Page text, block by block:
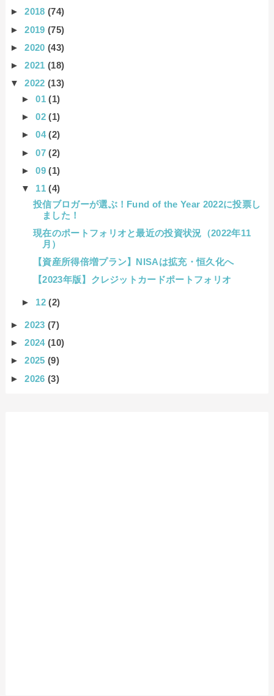
►2018(74)
►2019(75)
►2020(43)
►2021(18)
▼2022(13)
►01(1)
►02(1)
►04(2)
►07(2)
►09(1)
▼ 11(4)
投信ブロガーが選ぶ！Fund of the Year 2022に投票し
ました！
現在のポートフォリオと最近の投資状況（2022年11
月）
【資産所得倍増プラン】NISAは拡充・恒久化へ
【2023年版】クレジットカードポートフォリオ
► 12(2)
►2023(7)
►2024(10)
►2025(9)
►2026(3)